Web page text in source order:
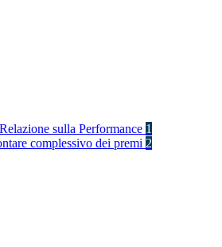
Relazione sulla Performance 1
complessivo dei premi 2